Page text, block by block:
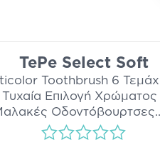
TePe Select Soft
Toothbrush 6
Τυχαία Επιλογή Χρώματος
Οδοντόβουρτσες